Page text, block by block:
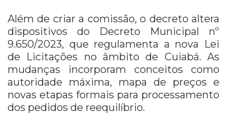
Além de criar a comissão, o decreto altera
dispositivos do Decreto Municipal nº
9.650/2023, que regulamenta a nova Lei
de Licitações no âmbito de Cuiabá. As
mudanças incorporam conceitos como
autoridade máxima, mapa de preços e
novas etapas formais para processamento
dos pedidos de reequilíbrio.